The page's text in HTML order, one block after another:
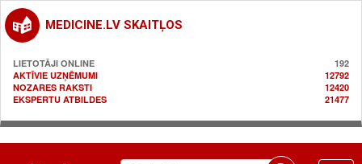
MEDICINE.LV SKAITĻOS
LIETOTĀJI ONLINE
192
AKTĪVIE UZŅĒMUMI
12792
NOZARES RAKSTI
12420
EKSPERTU ATBILDES
21477